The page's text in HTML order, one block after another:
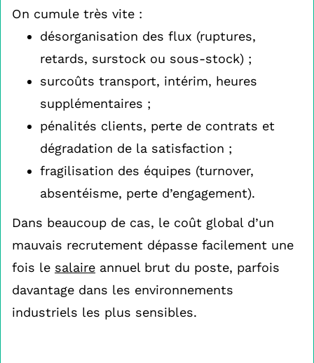
On cumule très vite :
désorganisation des flux (ruptures,
retards, surstock ou sous-stock) ;
surcoûts transport, intérim, heures
supplémentaires ;
pénalités clients, perte de contrats et
dégradation de la satisfaction ;
fragilisation des équipes (turnover,
absentéisme, perte d’engagement).
Dans beaucoup de cas, le coût global d’un
mauvais recrutement dépasse facilement une
fois le salaire annuel brut du poste, parfois
davantage dans les environnements
industriels les plus sensibles.